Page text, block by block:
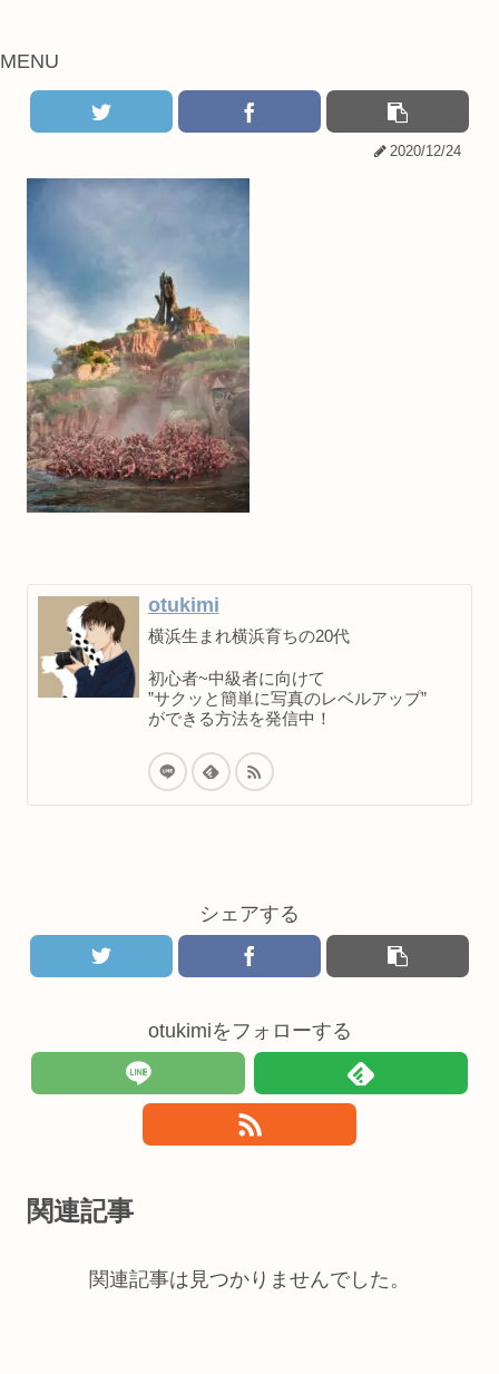
MENU
2020/12/24
otukimi
横浜生まれ横浜育ちの20代
初心者~中級者に向けて
”サクッと簡単に写真のレベルアップ”
ができる方法を発信中！
シェアする
otukimiをフォローする
関連記事
関連記事は見つかりませんでした。